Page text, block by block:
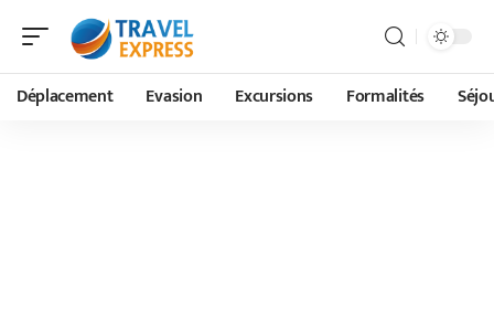
Déplacement Evasion Excursions Formalités